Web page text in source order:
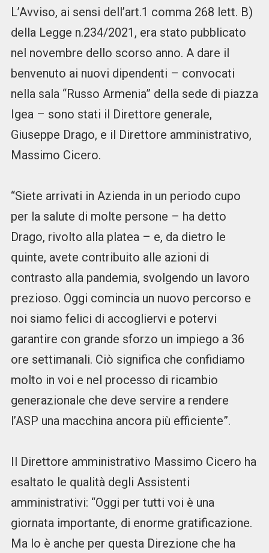
L’Avviso, ai sensi dell’art.1 comma 268 lett. B)
della Legge n.234/2021, era stato pubblicato
nel novembre dello scorso anno. A dare il
benvenuto ai nuovi dipendenti – convocati
nella sala “Russo Armenia” della sede di piazza
Igea – sono stati il Direttore generale,
Giuseppe Drago, e il Direttore amministrativo,
Massimo Cicero.
“Siete arrivati in Azienda in un periodo cupo
per la salute di molte persone – ha detto
Drago, rivolto alla platea – e, da dietro le
quinte, avete contribuito alle azioni di
contrasto alla pandemia, svolgendo un lavoro
prezioso. Oggi comincia un nuovo percorso e
noi siamo felici di accogliervi e potervi
garantire con grande sforzo un impiego a 36
ore settimanali. Ciò significa che confidiamo
molto in voi e nel processo di ricambio
generazionale che deve servire a rendere
l’ASP una macchina ancora più efficiente”.
Il Direttore amministrativo Massimo Cicero ha
esaltato le qualità degli Assistenti
amministrativi: “Oggi per tutti voi è una
giornata importante, di enorme gratificazione.
Ma lo è anche per questa Direzione che ha